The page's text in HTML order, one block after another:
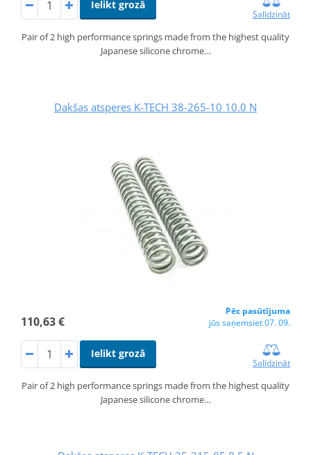
Ielikt grozā
Salīdzināt
Pair of 2 high performance springs made from the highest quality
Japanese silicone chrome…
Dakšas atsperes K-TECH 38-265-10 10.0 N
110,63 €
Pēc pasūtījuma
jūs saņemsiet 07. 09.
Ielikt grozā
Salīdzināt
Pair of 2 high performance springs made from the highest quality
Japanese silicone chrome…